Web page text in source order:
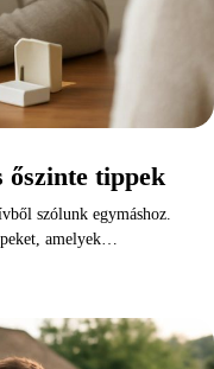
őszinte tippek
szólunk egymáshoz.
amelyek…